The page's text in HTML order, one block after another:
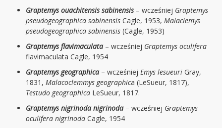
Graptemys ouachitensis sabinensis– wcześniej Graptemys
pseudogeographica sabinensis Cagle, 1953, Malaclemys
pseudogeographica sabinensis (Cagle, 1953)
Graptemys flavimaculata– wcześniej Graptemys oculifera
flavimaculata Cagle, 1954
Graptemys geographica– wcześniej Emys lesueuri Gray,
1831, Malacoclemmys geographica (LeSueur, 1817),
Testudo geographica LeSueur, 1817.
Graptemys nigrinoda nigrinoda– wcześniej Graptemys
oculifera nigrinoda Cagle, 1954